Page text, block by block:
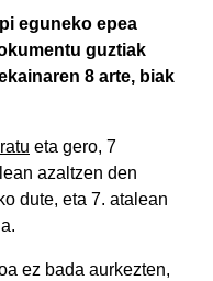
eguneko epea
guztiak
8 arte, biak
eta gero, 7
azaltzen den
dute, eta 7. atalean
ez bada aurkezten,